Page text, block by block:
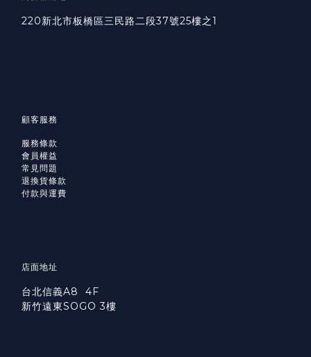
220新北市板橋區三民路二段37號25樓之1
顧客服務
服務條款
會員權益
常見問題
退換貨條款
付款與運費
店面地址
台北信義A8 4F
新竹遠東SOGO 3樓